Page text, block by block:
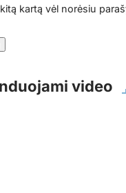
kartą vėl norėsiu
video